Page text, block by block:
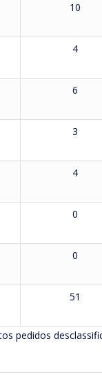
10
4
6
3
4
0
0
51
pedidos